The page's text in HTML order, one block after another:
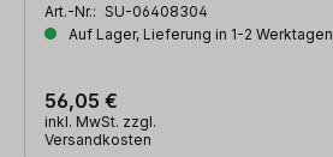
Art.-Nr.: SU-06408304
Auf Lager, Lieferung in 1-2 Werktagen
56,05 €
inkl. MwSt. zzgl.
Versandkosten